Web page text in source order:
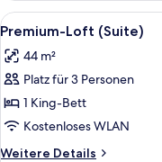
2 Schlafzimmer
Alle
Fotos
für
Premium-
Loft
(Suite)
anzeigen
9
Premium-Loft (Suite)
44 m²
Platz für 3 Personen
1 King-Bett
Kostenloses WLAN
Weitere Details
Weitere